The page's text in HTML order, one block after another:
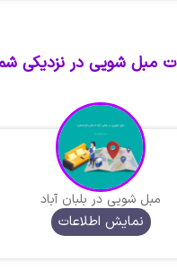
مبل شویی در نزدیکی
مبل شویی در بلبان آباد
نمایش اطلاعات